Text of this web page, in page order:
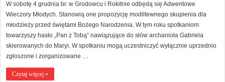
W sobotę 4 grudnia br. w Grodowcu i Rokitnie odbędą się Adwentowe
Wieczory Młodych. Stanowią one propozycję modlitewnego skupienia dla
młodzieży przed świętami Bożego Narodzenia. W tym roku spotkaniom
towarzyszy hasło „Pan z Tobą” nawiązujące do słów archanioła Gabriela
skierowanych do Maryi. W spotkaniu mogą uczestniczyć wyłącznie uprzednio
zgłoszone i zorganizowane …
Czytaj więcej »